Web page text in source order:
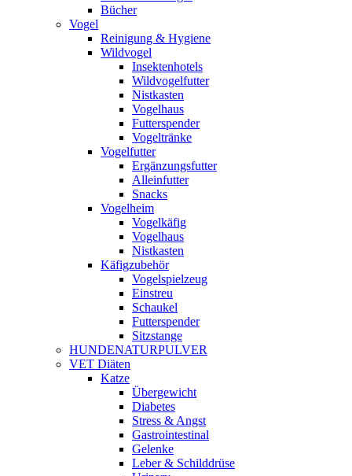
Bücher
Vogel
Reinigung & Hygiene
Wildvogel
Insektenhotels
Wildvogelfutter
Nistkasten
Vogelhaus
Futterspender
Vogeltränke
Vogelfutter
Ergänzungsfutter
Alleinfutter
Snacks
Vogelheim
Vogelkäfig
Vogelhaus
Nistkasten
Käfigzubehör
Vogelspielzeug
Einstreu
Schaukel
Futterspender
Sitzstange
HUNDENATURPULVER
VET Diäten
Katze
Übergewicht
Diabetes
Stress & Angst
Gastrointestinal
Gelenke
Leber & Schilddrüse